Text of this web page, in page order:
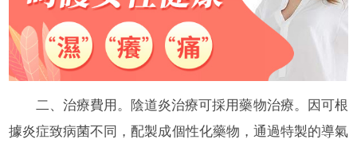
二、治療費用。陰道炎治療可採用藥物治療。因可根
據炎症致病菌不同，配製成個性化藥物，通過特製的導氣